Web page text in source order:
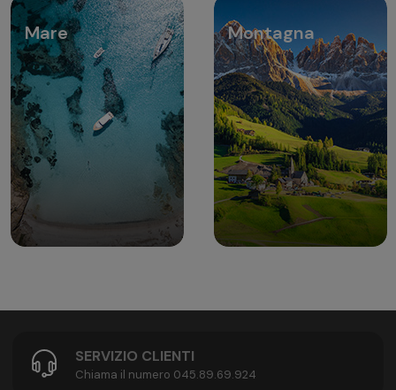
Mare Montagna
SERVIZIO CLIENTI
Chiama il numero 045.89.69.924